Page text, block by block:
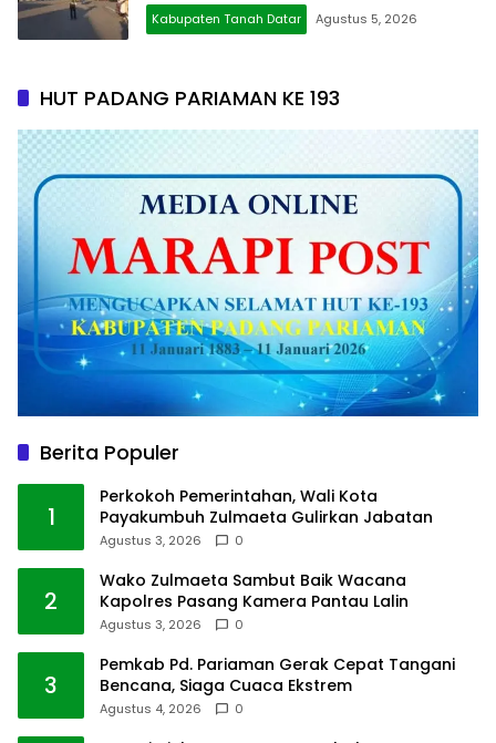
Kabupaten Tanah Datar Agustus 5, 2026
HUT PADANG PARIAMAN KE 193
Berita Populer
1
Perkokoh Pemerintahan, Wali Kota
Payakumbuh Zulmaeta Gulirkan Jabatan
Agustus 3, 2026 0
2
Wako Zulmaeta Sambut Baik Wacana
Kapolres Pasang Kamera Pantau Lalin
Agustus 3, 2026 0
3
Pemkab Pd. Pariaman Gerak Cepat Tangani
Bencana, Siaga Cuaca Ekstrem
Agustus 4, 2026 0